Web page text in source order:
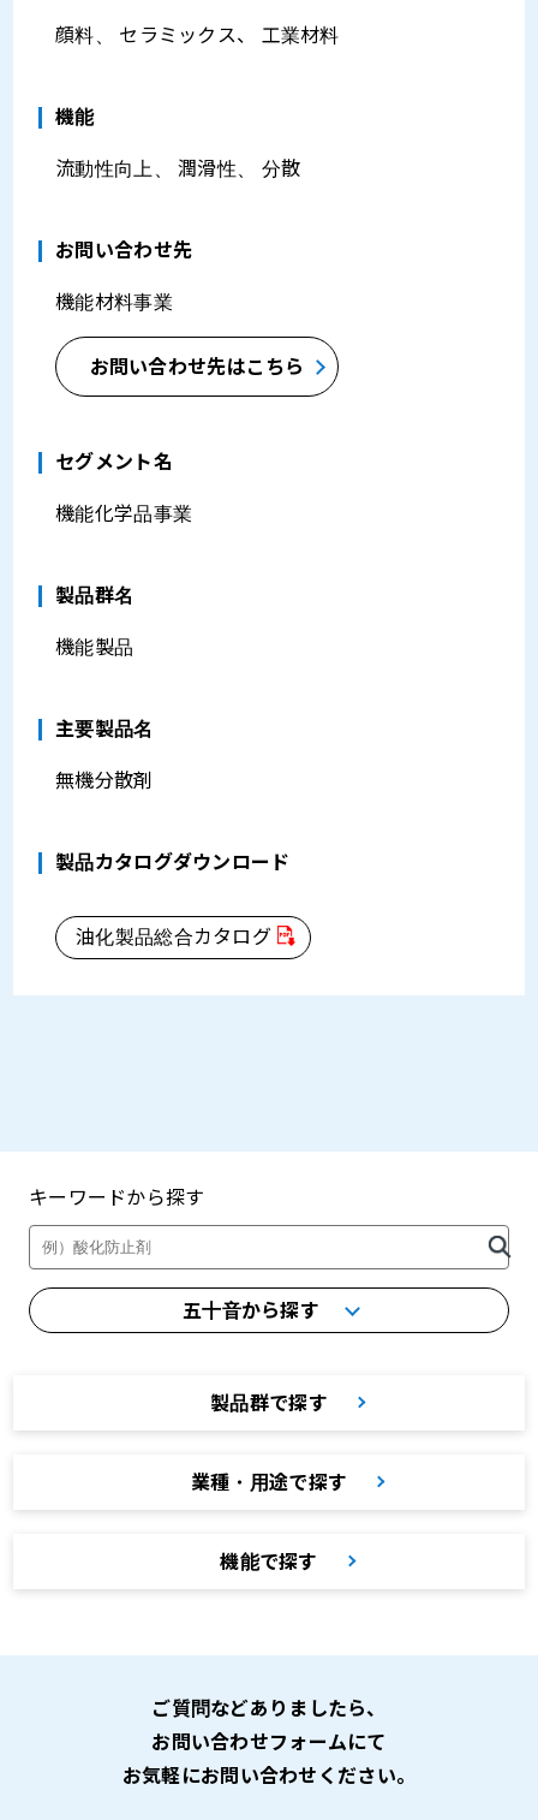
顔料、 セラミックス、 工業材料
機能
流動性向上、 潤滑性、 分散
お問い合わせ先
機能材料事業
お問い合わせ先はこちら
セグメント名
機能化学品事業
製品群名
機能製品
主要製品名
無機分散剤
製品カタログダウンロード
油化製品総合カタログ
キーワードから探す
五十音から探す
製品群で探す
業種・用途で探す
機能で探す
ご質問などありましたら、
お問い合わせフォームにて
お気軽にお問い合わせください。